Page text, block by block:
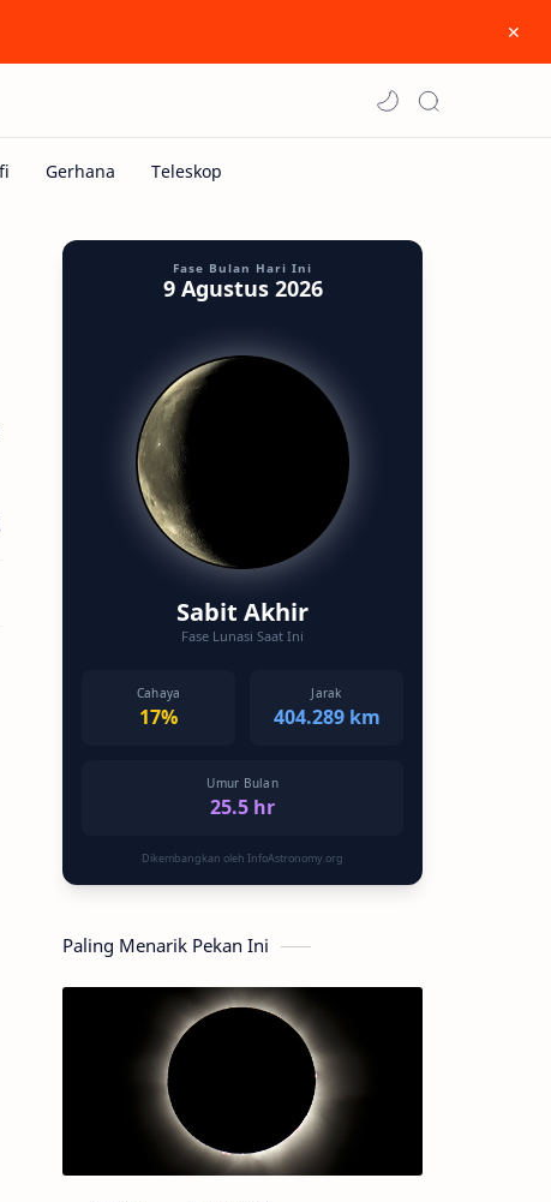
Fase Bulan Hari Ini
9 Agustus 2026
Sabit Akhir
Fase Lunasi Saat Ini
Cahaya
17%
Jarak
404.289 km
Umur Bulan
25.5 hr
Dikembangkan oleh InfoAstronomy.org
Paling Menarik Pekan Ini